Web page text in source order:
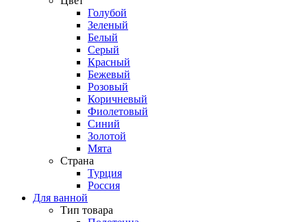
Голубой
Зеленый
Белый
Серый
Красный
Бежевый
Розовый
Коричневый
Фиолетовый
Синий
Золотой
Мята
Страна
Турция
Россия
Для ванной
Тип товара